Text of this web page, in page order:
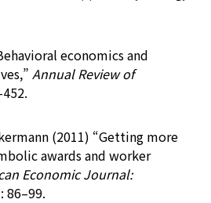
economics and
Annual Review of
(2011) “Getting more
awards and worker
Economic Journal:
86–99.